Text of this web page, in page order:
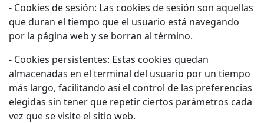
- Cookies de sesión: Las cookies de sesión son aquellas
que duran el tiempo que el usuario está navegando
por la página web y se borran al término.
- Cookies persistentes: Estas cookies quedan
almacenadas en el terminal del usuario por un tiempo
más largo, facilitando así el control de las preferencias
elegidas sin tener que repetir ciertos parámetros cada
vez que se visite el sitio web.